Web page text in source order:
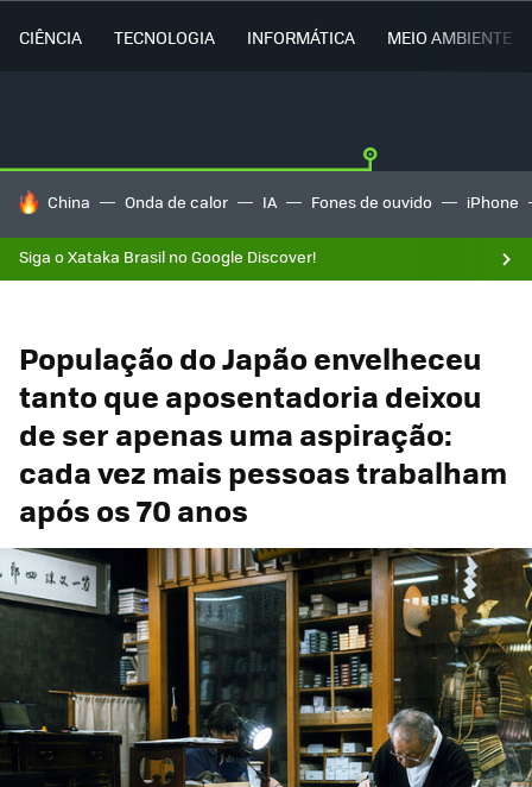
CIÊNCIA TECNOLOGIA INFORMÁTICA MEIO AMBIENTE
TENDÊNCIAS DO DIA
China Onda de calor IA Fones de ouvido iPhone
Siga o Xataka Brasil no Google Discover!
População do Japão envelheceu
tanto que aposentadoria deixou
de ser apenas uma aspiração:
cada vez mais pessoas trabalham
após os 70 anos